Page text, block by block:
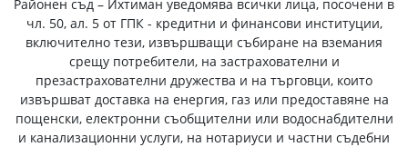
Районен съд – Ихтиман уведомява всички лица, посочени в
чл. 50, ал. 5 от ГПК - кредитни и финансови институции,
включително тези, извършващи събиране на вземания
срещу потребители, на застрахователни и
презастрахователни дружества и на търговци, които
извършват доставка на енергия, газ или предоставяне на
пощенски, електронни съобщителни или водоснабдителни
и канализационни услуги, на нотариуси и частни съдебни